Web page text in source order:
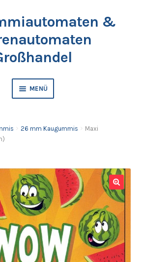
&
MENÜ
bestellen
26 mm Kaugummis
Maxi
🔍